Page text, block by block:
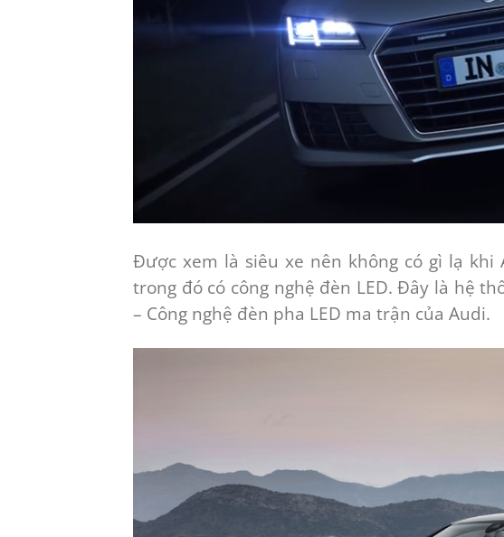
Được xem là siêu xe nên không có gì lạ
trong đó có công nghệ đèn LED. Đây là hệ
– Công nghệ đèn pha LED ma trận của Audi.